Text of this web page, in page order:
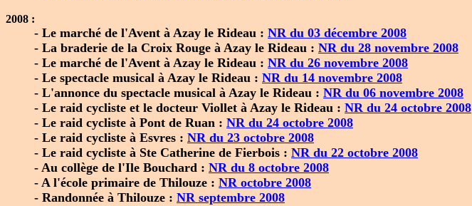
2008 :
- Le marché de l'Avent à Azay le Rideau : NR du 03 décembre 2008
- La braderie de la Croix Rouge à Azay le Rideau : NR du 28 novembre 2008
- Le marché de l'Avent à Azay le Rideau : NR du 26 novembre 2008
- Le spectacle musical à Azay le Rideau : NR du 14 novembre 2008
- L'annonce du spectacle musical à Azay le Rideau : NR du 06 novembre 2008
- Le raid cycliste et le docteur Viollet à Azay le Rideau : NR du 24 octobre 2008
- Le raid cycliste à Pont de Ruan : NR du 24 octobre 2008
- Le raid cycliste à Esvres : NR du 23 octobre 2008
- Le raid cycliste à Ste Catherine de Fierbois : NR du 22 octobre 2008
- Au collège de l'Ile Bouchard : NR du 8 octobre 2008
- A l'école primaire de Thilouze : NR octobre 2008
- Randonnée à Thilouze : NR septembre 2008